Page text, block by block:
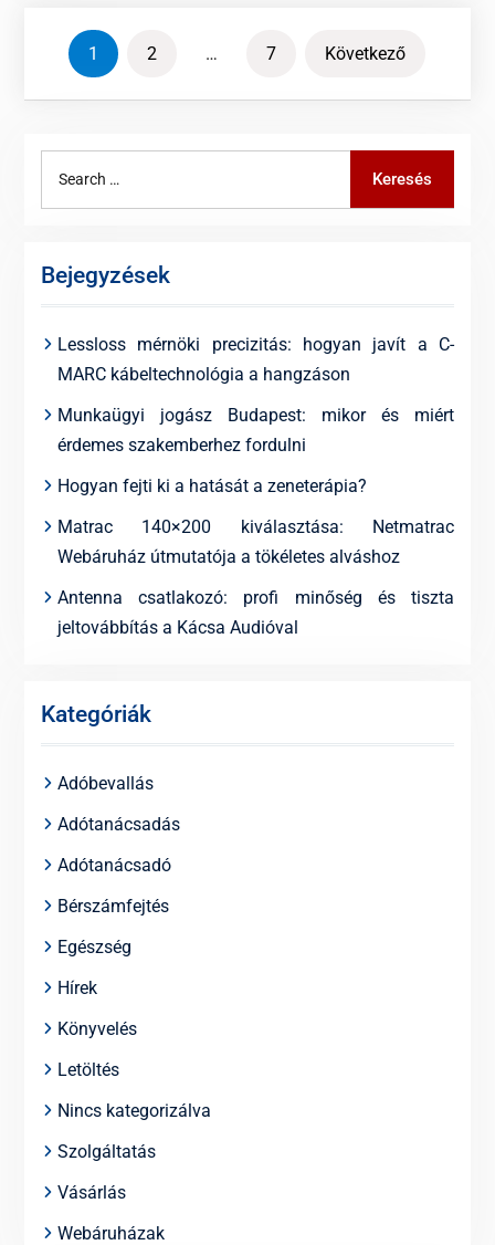
Bejegyzések
lapozása
1 2 … 7 Következő
Keresés
Bejegyzések
Lessloss mérnöki precizitás: hogyan javít a C-
MARC kábeltechnológia a hangzáson
Munkaügyi jogász Budapest: mikor és miért
érdemes szakemberhez fordulni
Hogyan fejti ki a hatását a zeneterápia?
Matrac 140×200 kiválasztása: Netmatrac
Webáruház útmutatója a tökéletes alváshoz
Antenna csatlakozó: profi minőség és tiszta
jeltovábbítás a Kácsa Audióval
Kategóriák
Adóbevallás
Adótanácsadás
Adótanácsadó
Bérszámfejtés
Egészség
Hírek
Könyvelés
Letöltés
Nincs kategorizálva
Szolgáltatás
Vásárlás
Webáruházak